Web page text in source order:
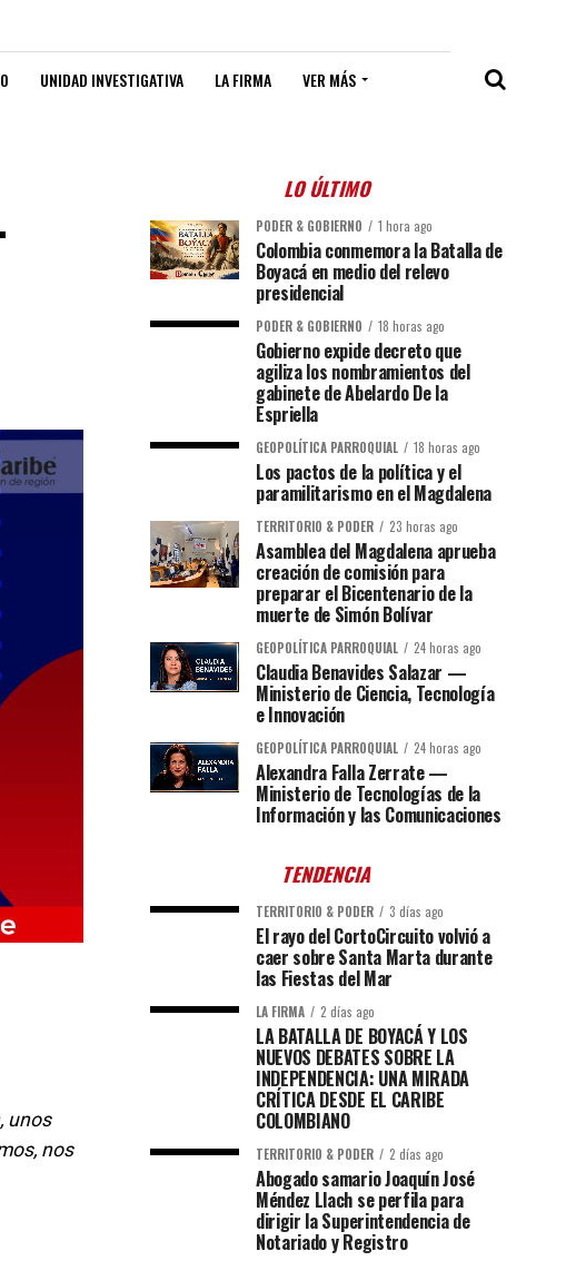
UNIDAD INVESTIGATIVA LA FIRMA VER MÁS
unos
nos
LO ÚLTIMO
PODER & GOBIERNO 1 hora ago
Colombia conmemora la Batalla de
Boyacá en medio del relevo
presidencial
PODER & GOBIERNO 18 horas ago
Gobierno expide decreto que
agiliza los nombramientos del
gabinete de Abelardo De la
Espriella
GEOPOLÍTICA PARROQUIAL 18 horas ago
Los pactos de la política y el
paramilitarismo en el Magdalena
TERRITORIO & PODER 23 horas ago
Asamblea del Magdalena aprueba
creación de comisión para
preparar el Bicentenario de la
muerte de Simón Bolívar
GEOPOLÍTICA PARROQUIAL 24 horas ago
Claudia Benavides Salazar —
Ministerio de Ciencia, Tecnología
e Innovación
GEOPOLÍTICA PARROQUIAL 24 horas ago
Alexandra Falla Zerrate —
Ministerio de Tecnologías de la
Información y las Comunicaciones
TENDENCIA
TERRITORIO & PODER 3 días ago
El rayo del CortoCircuito volvió a
caer sobre Santa Marta durante
las Fiestas del Mar
LA FIRMA 2 días ago
LA BATALLA DE BOYACÁ Y LOS
NUEVOS DEBATES SOBRE LA
INDEPENDENCIA: UNA MIRADA
CRÍTICA DESDE EL CARIBE
COLOMBIANO
TERRITORIO & PODER 2 días ago
Abogado samario Joaquín José
Méndez Llach se perfila para
dirigir la Superintendencia de
Notariado y Registro